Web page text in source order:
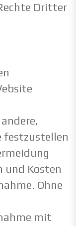
Dritter
festzustellen
und Kosten
Ohne
mit